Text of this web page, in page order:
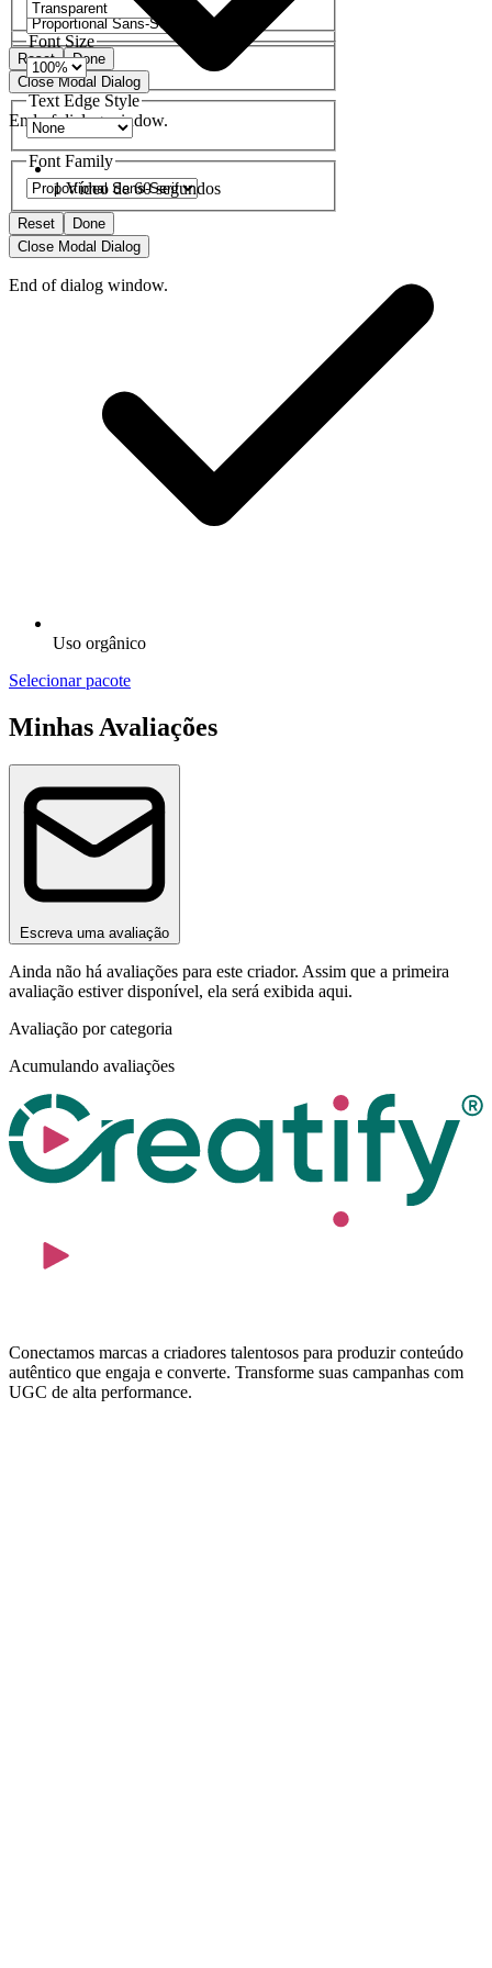
Reset
Done
Close Modal Dialog
End of dialog window.
Font Size
Text Edge Style
Font Family
Reset
Done
Close Modal Dialog
End of dialog window.
1 Vídeo de 60 segundos
Uso orgânico
Selecionar pacote
Minhas Avaliações
Escreva uma avaliação
Ainda não há avaliações para este criador. Assim que a primeira
avaliação estiver disponível, ela será exibida aqui.
Avaliação por categoria
Acumulando avaliações
Conectamos marcas a criadores talentosos para produzir conteúdo
autêntico que engaja e converte. Transforme suas campanhas com
UGC de alta performance.